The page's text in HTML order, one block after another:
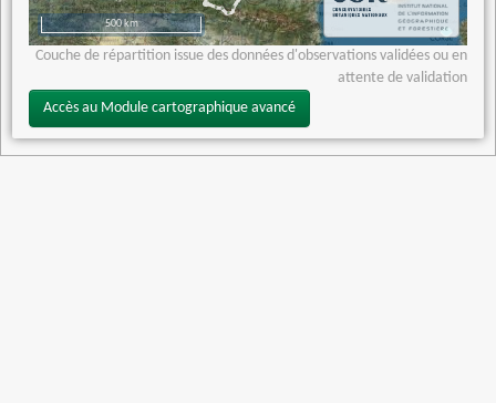
500 km
Couche de répartition issue des données d'observations validées ou en
attente de validation
Accès au Module cartographique avancé